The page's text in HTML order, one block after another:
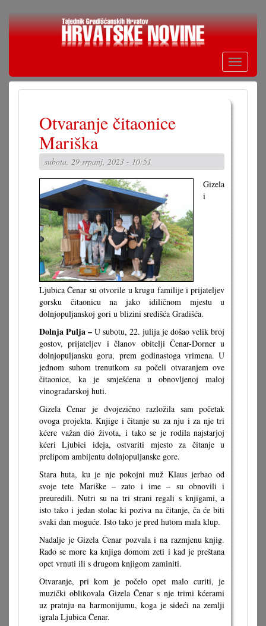
Skoči
Toggle
Otvaranje čitaonice
Mariška
subota, 29 srpanj, 2023 - 10:51
Gizela
i
Ljubica Čenar su otvorile u krugu familije i prijateljev
gorsku čitaonicu na jako idiličnom mjestu u
dolnjopuljanskoj gori u blizini središća Gradišća.
Dolnja Pulja – U subotu, 22. julija je došao velik broj
gostov, prijateljev i članov obitelji Čenar-Dorner u
dolnjopuljansku goru, prem godinastoga vrimena. U
jednom suhom trenutkom su počeli otvaranjem ove
čitaonice, ka je smješćena u obnovljenoj maloj
vinogradarskoj huti.
Gizela Čenar je dvojezično razložila sam početak
ovoga projekta. Knjige i čitanje su za nju i za nje tri
kćere važan dio života, i tako se je rodila najstarjoj
kćeri Ljubici ideja, ostvariti mjesto za čitanje u
prelipom ambijentu dolnjopuljanske gore.
Stara huta, ku je nje pokojni muž Klaus jerbao od
svoje tete Mariške – zato i ime – su obnovili i
preuredili. Nutri su na tri strani regali s knjigami, a
isto tako i jedan stolac ki poziva na čitanje, ča će biti
svaki dan moguće. Isto tako je pred hutom mala klup.
Nadalje je Gizela Čenar pozvala i na razmjenu knjig.
Rado se more ka knjiga domom zeti i kad je preštana
opet vrnuti ili s drugom knjigom zaminiti.
Otvaranje, pri kom je počelo opet malo curiti, je
muzički oblikovala Gizela Čenar s nje trimi kćerami
uz pratnju na harmonijumu, koga je sideći na zemlji
igrala Ljubica Čenar.